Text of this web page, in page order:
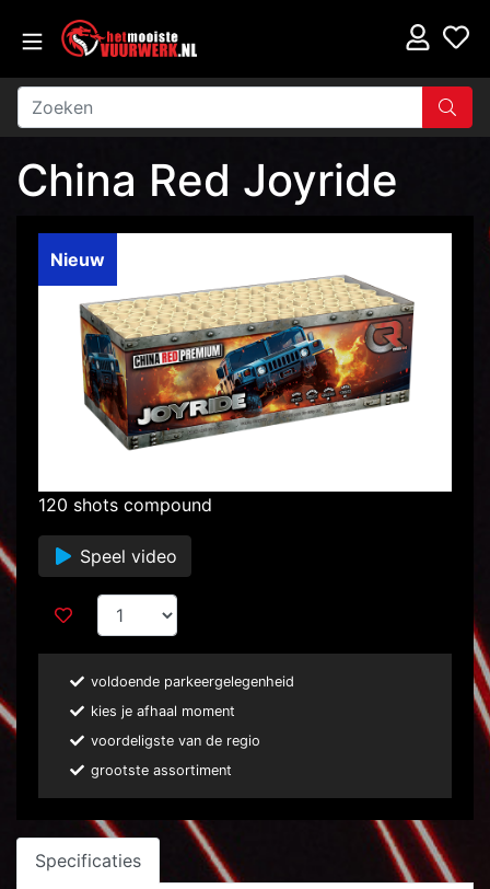
China Red Joyride
Nieuw
120 shots compound
Speel video
voldoende parkeergelegenheid
kies je afhaal moment
voordeligste van de regio
grootste assortiment
Specificaties